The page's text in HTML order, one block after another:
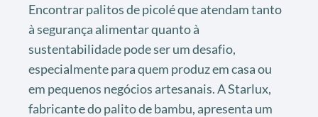
Encontrar palitos de picolé que atendam tanto
à segurança alimentar quanto à
sustentabilidade pode ser um desafio,
especialmente para quem produz em casa ou
em pequenos negócios artesanais. A Starlux,
fabricante do palito de bambu, apresenta um